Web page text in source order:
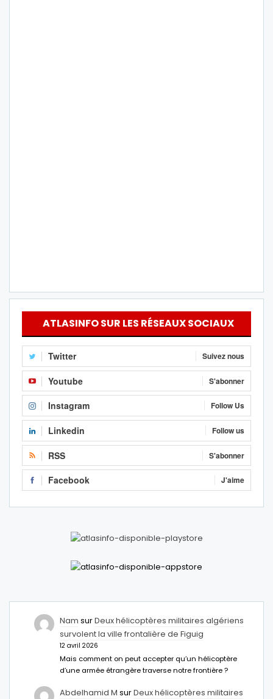
ATLASINFO SUR LES RÉSEAUX SOCIAUX
Twitter Suivez nous
Youtube S'abonner
Instagram Follow Us
Linkedin Follow us
RSS S'abonner
Facebook J'aime
Nam surDeux hélicoptères militaires algériens
survolent la ville frontalière de Figuig
12 avril 2026
Mais comment on peut accepter qu’un hélicoptère
d’une armée étrangère traverse notre frontière ?
Abdelhamid M surDeux hélicoptères militaires